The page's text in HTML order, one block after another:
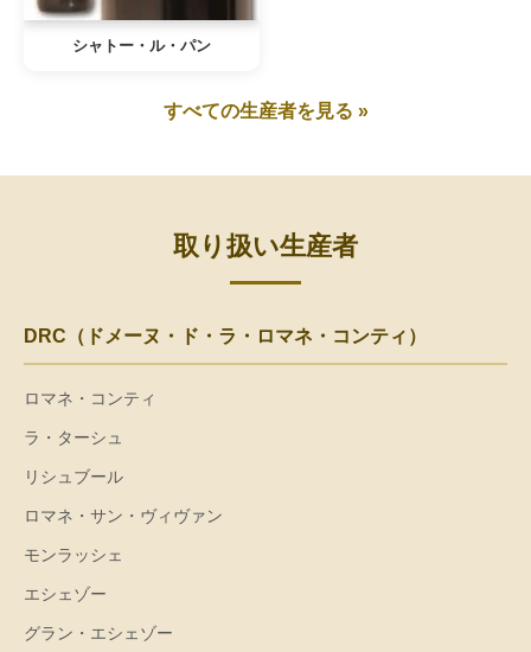
シャトー・ル・パン
すべての生産者を見る »
取り扱い生産者
DRC（ドメーヌ・ド・ラ・ロマネ・コンティ）
ロマネ・コンティ
ラ・ターシュ
リシュブール
ロマネ・サン・ヴィヴァン
モンラッシェ
エシェゾー
グラン・エシェゾー